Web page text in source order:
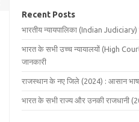
Recent Posts
भारतीय न्यायपालिका (Indian Judiciary)
भारत के सभी उच्च न्यायालयों (High
जानकारी
राजस्थान के नए जिले (2024) : आसान
भारत के सभी राज्य और उनकी राजधानी